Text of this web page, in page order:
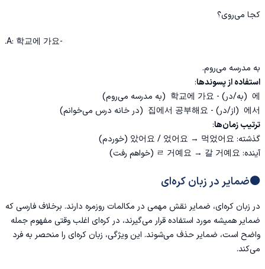
کجا می‌روی؟
-A: 학교에 가요.
به مدرسه می‌روم.
استفاده از پسوندها:
에 (به/در) - 학교에 가요 (به مدرسه می‌روم)
에서 (از/در) - 집에서 공부해요 (در خانه درس می‌خوانم)
ترتیب زمان‌ها:
گذشته: 았어요 / 었어요 → 먹었어요 (خوردم)
آینده: ㄹ 거예요 → 갈 거예요 (خواهم رفت)
🟠ضمایر در زبان کره‌ای
در زبان کره‌ای، ضمایر نقش مهمی در مکالمات روزمره دارند. برخلاف فارسی که
ضمایر همیشه مورد استفاده قرار می‌گیرند، در کره‌ای اغلب وقتی مفهوم جمله
واضح است، ضمایر حذف می‌شوند. این ویژگی، زبان کره‌ای را منحصر به فرد
می‌کند.